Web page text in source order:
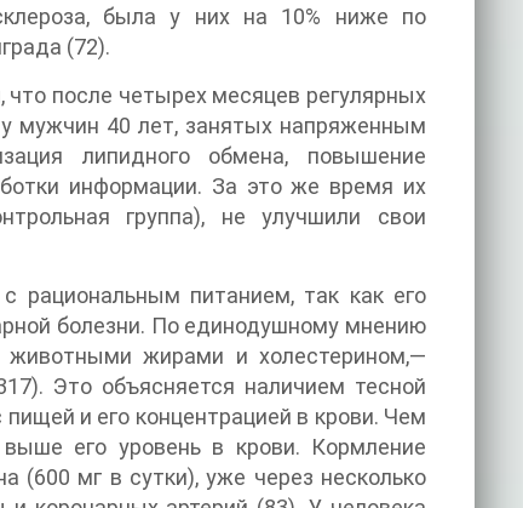
была у них на 10% ниже по
(72).
после четырех месяцев регулярных
мужчин 40 лет, занятых напряженным
липидного обмена, повышение
информации. За это же время их
группа), не улучшили свои
рациональным питанием, так как его
болезни. По единодушному мнению
животными жирами и холестерином,—
Это объясняется наличием тесной
и его концентрацией в крови. Чем
его уровень в крови. Кормление
(600 мг в сутки), уже через несколько